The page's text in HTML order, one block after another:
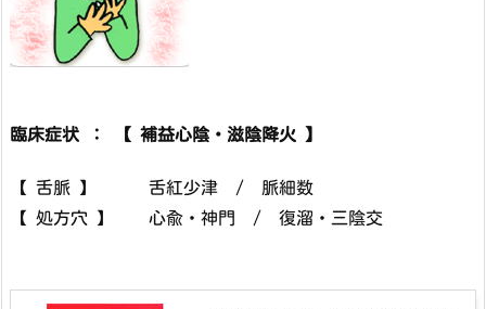
臨床症状 ： 【 補益心陰・滋陰降火 】
【 舌脈 】 舌紅少津 / 脈細数
【 処方穴 】 心兪・神門 / 復溜・三陰交